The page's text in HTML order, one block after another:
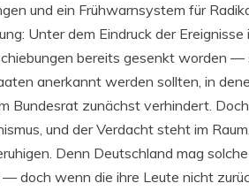
und ein Frühwarnsystem für
Unter dem Eindruck der Ereignisse
bereits gesenkt worden —
anerkannt werden sollten, in
Bundesrat zunächst verhindert.
und der Verdacht steht im
Denn Deutschland mag
doch wenn die ihre Leute nicht